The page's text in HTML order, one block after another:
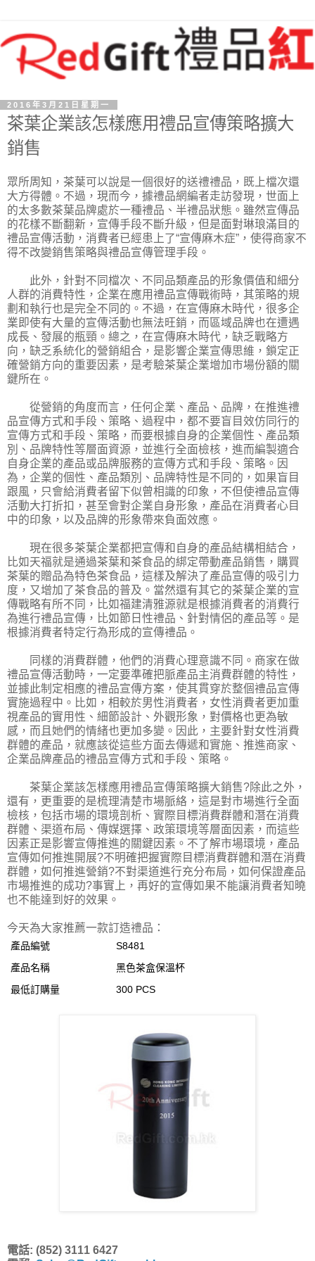
2016年3月21日星期一
茶葉企業該怎樣應用禮品宣傳策略擴大
銷售
眾所周知，茶葉可以說是一個很好的送禮禮品，既上檔次還
大方得體。不過，現而今，據禮品網編者走訪發現，世面上
的太多數茶葉品牌處於一種禮品、半禮品狀態。雖然宣傳品
的花樣不斷翻新，宣傳手段不斷升級，但是面對琳琅滿目的
禮品宣傳活動，消費者已經患上了“宣傳麻木症”，使得商家不
得不改變銷售策略與禮品宣傳管理手段。
此外，針對不同檔次、不同品類產品的形象價值和細分
人群的消費特性，企業在應用禮品宣傳戰術時，其策略的規
劃和執行也是完全不同的。不過，在宣傳麻木時代，很多企
業即使有大量的宣傳活動也無法旺銷，而區域品牌也在遭遇
成長、發展的瓶頸。總之，在宣傳麻木時代，缺乏戰略方
向，缺乏系統化的營銷組合，是影響企業宣傳思維，鎖定正
確營銷方向的重要因素，是考驗茶葉企業增加市場份額的關
鍵所在。
從營銷的角度而言，任何企業、產品、品牌，在推進禮
品宣傳方式和手段、策略、過程中，都不要盲目效仿同行的
宣傳方式和手段、策略，而要根據自身的企業個性、產品類
別、品牌特性等層面資源，並進行全面檢核，進而編製適合
自身企業的產品或品牌服務的宣傳方式和手段、策略。因
為，企業的個性、產品類別、品牌特性是不同的，如果盲目
跟風，只會給消費者留下似曾相識的印象，不但使禮品宣傳
活動大打折扣，甚至會對企業自身形象，產品在消費者心目
中的印象，以及品牌的形象帶來負面效應。
現在很多茶葉企業都把宣傳和自身的產品結構相結合，
比如天福就是通過茶葉和茶食品的綁定帶動產品銷售，購買
茶葉的贈品為特色茶食品，這樣及解決了產品宣傳的吸引力
度，又增加了茶食品的普及。當然還有其它的茶葉企業的宣
傳戰略有所不同，比如福建清雅源就是根據消費者的消費行
為進行禮品宣傳，比如節日性禮品、針對情侶的產品等。是
根據消費者特定行為形成的宣傳禮品。
同樣的消費群體，他們的消費心理意識不同。商家在做
禮品宣傳活動時，一定要準確把脈產品主消費群體的特性，
並據此制定相應的禮品宣傳方案，使其貫穿於整個禮品宣傳
實施過程中。比如，相較於男性消費者，女性消費者更加重
視產品的實用性、細節設計、外觀形象，對價格也更為敏
感，而且她們的情緒也更加多變。因此，主要針對女性消費
群體的產品，就應該從這些方面去傳遞和實施、推進商家、
企業品牌產品的禮品宣傳方式和手段、策略。
茶葉企業該怎樣應用禮品宣傳策略擴大銷售?除此之外，
還有，更重要的是梳理清楚市場脈絡，這是對市場進行全面
檢核，包括市場的環境剖析、實際目標消費群體和潛在消費
群體、渠道布局、傳媒選擇、政策環境等層面因素，而這些
因素正是影響宣傳推進的關鍵因素。不了解市場環境，產品
宣傳如何推進開展?不明確把握實際目標消費群體和潛在消費
群體，如何推進營銷?不對渠道進行充分布局，如何保證產品
市場推進的成功?事實上，再好的宣傳如果不能讓消費者知曉
也不能達到好的效果。
今天為大家推薦一款訂造禮品：
產品編號
S8481
產品名稱
黑色茶盒保溫杯
最低訂購量
300 PCS
電話: (852) 3111 6427